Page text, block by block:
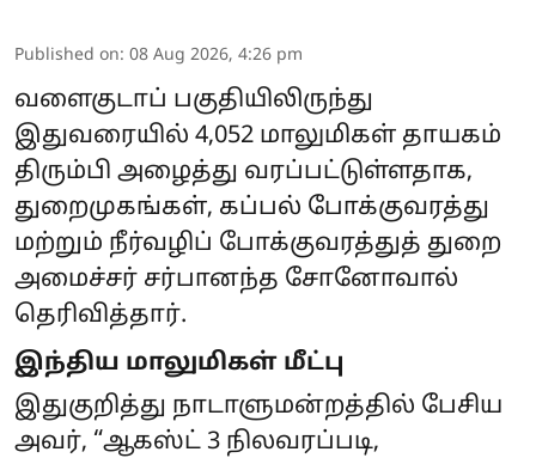
Published on: 08 Aug 2026, 4:26 pm
வளைகுடாப் பகுதியிலிருந்து
இதுவரையில் 4,052 மாலுமிகள் தாயகம்
திரும்பி அழைத்து வரப்பட்டுள்ளதாக,
துறைமுகங்கள், கப்பல் போக்குவரத்து
மற்றும் நீர்வழிப் போக்குவரத்துத் துறை
அமைச்சர் சர்பானந்த சோனோவால்
தெரிவித்தார்.
இந்திய மாலுமிகள் மீட்பு
இதுகுறித்து நாடாளுமன்றத்தில் பேசிய
அவர், “ஆகஸ்ட் 3 நிலவரப்படி,